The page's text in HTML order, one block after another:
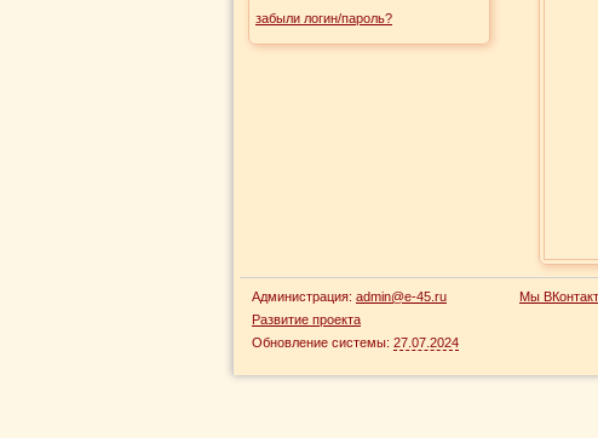
забыли логин/пароль?
Администрация: admin@e-45.ru
Развитие проекта
Обновление системы: 27.07.2024
Мы